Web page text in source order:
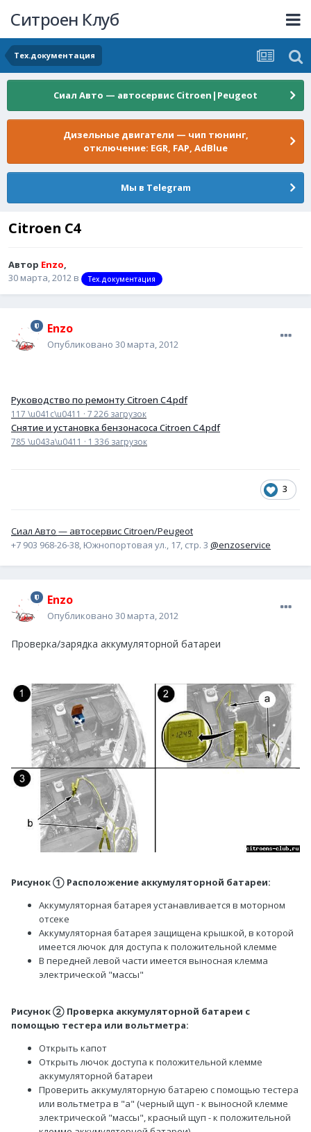
Ситроен Клуб
Тех.документация
Сиал Авто — автосервис Citroen|Peugeot
Дизельные двигатели — чип тюнинг,
отключение: EGR, FAP, AdBlue
Мы в Telegram
Citroen C4
Автор Enzo,
30 марта, 2012 в Тех.документация
Enzo
Опубликовано 30 марта, 2012
Руководство по ремонту Citroen C4.pdf
117 \u041c\u0411 · 7 226 загрузок
Снятие и установка бензонасоса Citroen C4.pdf
785 \u043a\u0411 · 1 336 загрузок
3
Сиал Авто — автосервис Citroen/Peugeot
+7 903 968-26-38, Южнопортовая ул., 17, стр. 3 @enzoservice
Enzo
Опубликовано 30 марта, 2012
Проверка/зарядка аккумуляторной батареи
Рисунок① Расположение аккумуляторной батареи:
Аккумуляторная батарея устанавливается в моторном
отсеке
Аккумуляторная батарея защищена крышкой, в которой
имеется лючок для доступа к положительной клемме
В передней левой части имеется выносная клемма
электрической "массы"
Рисунок② Проверка аккумуляторной батареи с
помощью тестера или вольтметра:
Открыть капот
Открыть лючок доступа к положительной клемме
аккумуляторной батареи
Проверить аккумуляторную батарею с помощью тестера
или вольтметра в "a" (черный щуп - к выносной клемме
электрической "массы", красный щуп - к положительной